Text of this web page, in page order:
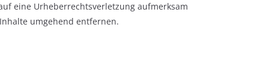
eine Urheberrechtsverletzung aufmerksam
umgehend entfernen.